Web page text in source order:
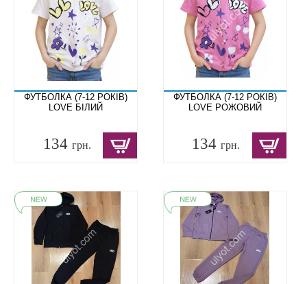
ФУТБОЛКА (7-12 РОКІВ)
LOVE БІЛИЙ
134 грн.
ФУТБОЛКА (7-12 РОКІВ)
LOVE РОЖОВИЙ
134грн.